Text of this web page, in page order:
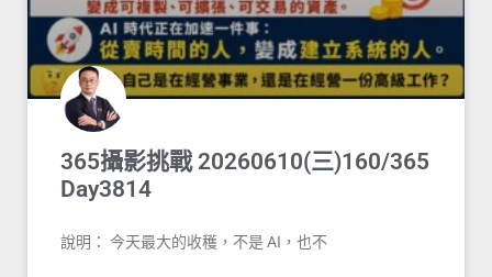
365攝影挑戰 20260610(三)160/365
Day3814
說明： 今天最大的收穫，不是 AI，也不